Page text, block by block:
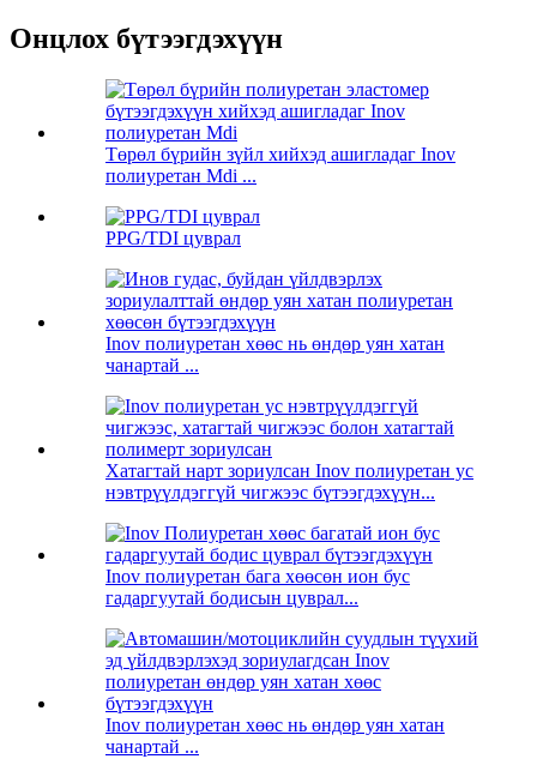
Онцлох бүтээгдэхүүн
Төрөл бүрийн зүйл хийхэд ашигладаг Inov
полиуретан Mdi ...
PPG/TDI цуврал
Inov полиуретан хөөс нь өндөр уян хатан
чанартай ...
Хатагтай нарт зориулсан Inov полиуретан ус
нэвтрүүлдэггүй чигжээс бүтээгдэхүүн...
Inov полиуретан бага хөөсөн ион бус
гадаргуутай бодисын цуврал...
Inov полиуретан хөөс нь өндөр уян хатан
чанартай ...